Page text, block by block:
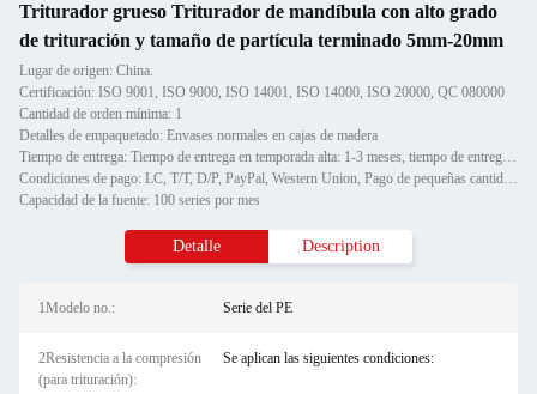
Triturador grueso Triturador de mandíbula con alto grado
de trituración y tamaño de partícula terminado 5mm-20mm
Lugar de origen: China.
Certificación: ISO 9001, ISO 9000, ISO 14001, ISO 14000, ISO 20000, QC 080000
Cantidad de orden mínima: 1
Detalles de empaquetado: Envases normales en cajas de madera
Tiempo de entrega: Tiempo de entrega en temporada alta: 1-3 meses, tiempo de entrega fuera de temporada: un mes
Condiciones de pago: LC, T/T, D/P, PayPal, Western Union, Pago de pequeñas cantidades, Gram de dinero
Capacidad de la fuente: 100 series por mes
Detalle Description
1Modelo no.: Serie del PE
2Resistencia a la compresión
(para trituración):
Se aplican las siguientes condiciones: